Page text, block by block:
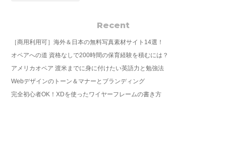
Recent
［商用利用可］海外＆日本の無料写真素材サイト14選！
オペアへの道 資格なしで200時間の保育経験を積むには？
アメリカオペア 渡米までに身に付けたい英語力と勉強法
Webデザインのトーン＆マナーとブランディング
完全初心者OK！XDを使ったワイヤーフレームの書き方